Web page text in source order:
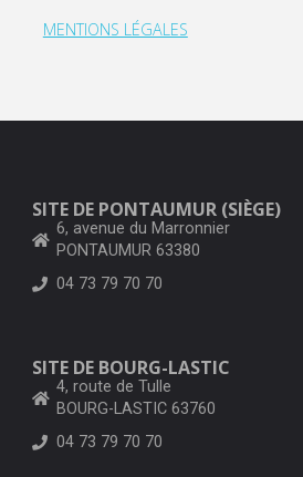
MENTIONS LÉGALES
SITE DE PONTAUMUR (SIÈGE)
6, avenue du Marronnier
PONTAUMUR 63380
04 73 79 70 70
SITE DE BOURG-LASTIC
4, route de Tulle
BOURG-LASTIC 63760
04 73 79 70 70